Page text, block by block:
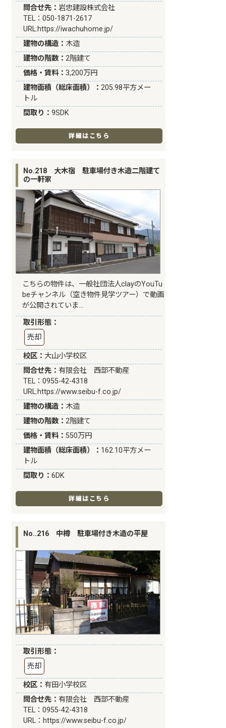
問合せ先：岩忠建設株式会社
TEL：050-1871-2617
URL:https://iwachuhome.jp/
建物の構造： 木造
建物の階数：2階建て
価格・賃料：3,200万円
建物面積（総床面積）：205.98平方メー
トル
間取り：9SDK
詳細はこちら
No.218 大木宿 駐車場付き木造二階建て
の一軒家
こちらの物件は、一般社団法人clayのYouTu
beチャンネル（空き物件見学ツアー）で動画
が公開されていま…
取引形態：
売却
校区： 大山小学校区
問合せ先： 有限会社 西部不動産
TEL：0955-42-4318
URL:https://www.seibu-f.co.jp/
建物の構造： 木造
建物の階数：2階建て
価格・賃料：550万円
建物面積（総床面積）： 162.10平方メー
トル
間取り：6DK
詳細はこちら
No..216 中樽 駐車場付き木造の平屋
取引形態：
売却
校区： 有田小学校区
問合せ先： 有限会社 西部不動産
TEL：0955-42-4318
URL： https://www.seibu-f.co.jp/